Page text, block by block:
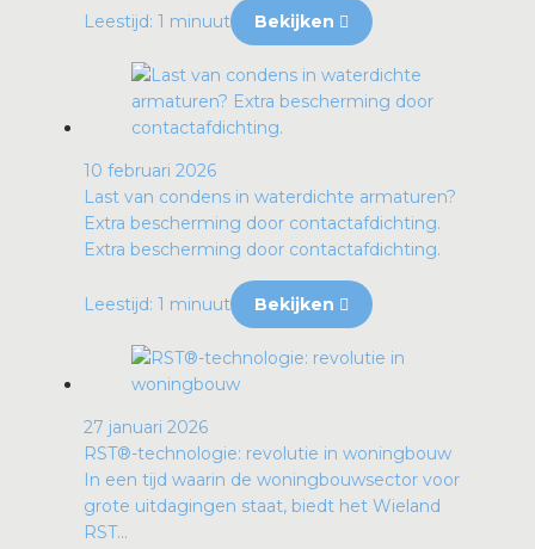
Leestijd: 1 minuut Bekijken
10 februari 2026
Last van condens in waterdichte armaturen?
Extra bescherming door contactafdichting.
Extra bescherming door contactafdichting.
Leestijd: 1 minuut Bekijken
27 januari 2026
RST®-technologie: revolutie in woningbouw
In een tijd waarin de woningbouwsector voor
grote uitdagingen staat, biedt het Wieland
RST...